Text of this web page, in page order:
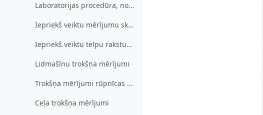
Laboratorijas procedūra, nomērīto trokšņa datu translēšanas animācija uz vides trokšņa apstrādes programmu
Iepriekš veiktu mērījumu skaņas izolācijas rezultātu apstrādes animācija
Iepriekš veiktu telpu raksturojošo akustisko parametru mērījumu rezultātu apstrādes animācija
Lidmašīnu trokšņa mērījumi
Trokšņa mērījumi rūpnīcas telpās
Ceļa trokšņa mērījumi